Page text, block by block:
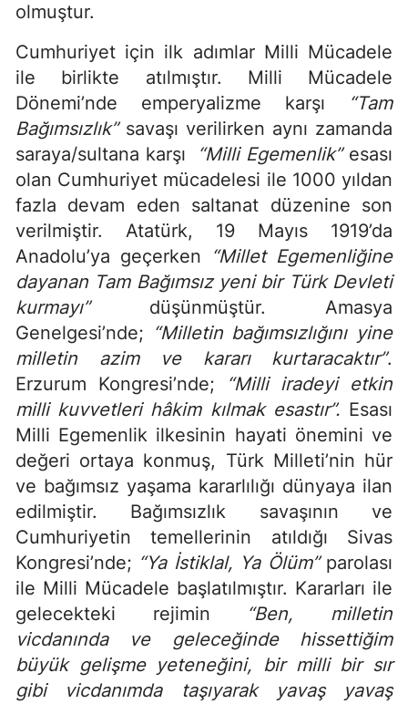
olmuştur.
Cumhuriyet için ilk adımlar Milli Mücadele
ile birlikte atılmıştır. Milli Mücadele
Dönemi’nde emperyalizme karşı
“Tam
Bağımsızlık”savaşı verilirken aynı zamanda
saraya/sultana karşı
“Milli Egemenlik”esası
olan Cumhuriyet mücadelesi ile 1000 yıldan
fazla devam eden saltanat düzenine son
verilmiştir. Atatürk, 19 Mayıs 1919’da
Anadolu’ya geçerken
“Millet Egemenliğine
dayanan Tam Bağımsız yeni bir Türk Devleti
kurmayı” düşünmüştür. Amasya
Genelgesi’nde; “Milletin bağımsızlığını yine
milletin azim ve kararı kurtaracaktır”.
Erzurum Kongresi’nde;
“Milli iradeyi etkin
milli kuvvetleri hâkim kılmak esastır”. Esası
Milli Egemenlik ilkesinin hayati önemini ve
değeri ortaya konmuş, Türk Milleti’nin hür
ve bağımsız yaşama kararlılığı dünyaya ilan
edilmiştir. Bağımsızlık savaşının ve
Cumhuriyetin temellerinin atıldığı Sivas
Kongresi’nde; “Ya İstiklal, Ya Ölüm” parolası
ile Milli Mücadele başlatılmıştır. Kararları ile
gelecekteki rejimin
“Ben, milletin
vicdanında ve geleceğinde hissettiğim
büyük gelişme yeteneğini, bir milli bir sır
gibi vicdanımda taşıyarak yavaş yavaş